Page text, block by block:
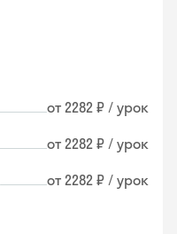
от 2282 ₽ / урок
от 2282 ₽ / урок
от 2282 ₽ / урок